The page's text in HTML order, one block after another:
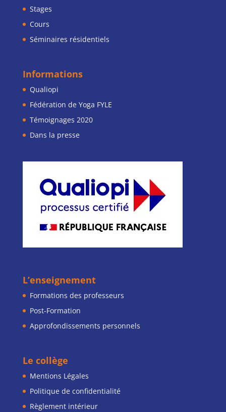
Stages
Cours
Séminaires résidentiels
Informations
Qualiopi
Fédération de Yoga FYLE
Témoignages 2020
Dans la presse
L’enseignement
Formations des professeurs
Post-Formation
Approfondissements personnels
Le collège
Mentions Légales
Politique de confidentialité
Règlement intérieur